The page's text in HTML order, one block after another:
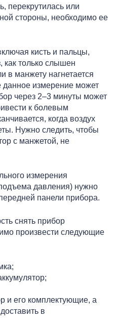
перекрутилась или
стороны, необходимо ее
кисть и пальцы,
как только слышен
в манжету нагнетается
данное измерение может
через 2–3 минуты может
к болевым
когда воздух
Нужно следить, чтобы
с манжетой, не
измерения
давления) нужно
панели прибора.
снять прибор
произвести следующие
и его комплектующие, а
в